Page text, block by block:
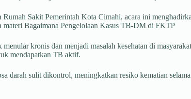
Sakit Pemerintah Kota Cimahi, acara ini
materi Bagaimana Pengelolaan Kasus TB-DM di FKTP
kronis dan menjadi masalah kesehatan di
mendapatkan TB aktif.
sulit dikontrol, meningkatkan resiko kematian